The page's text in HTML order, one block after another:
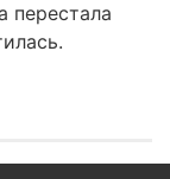
перестала